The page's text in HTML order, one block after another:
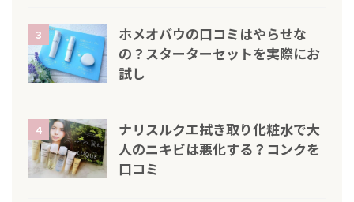
3
ホメオバウの口コミはやらせな
の？スターターセットを実際にお
試し
4
ナリスルクエ拭き取り化粧水で大
人のニキビは悪化する？コンクを
口コミ